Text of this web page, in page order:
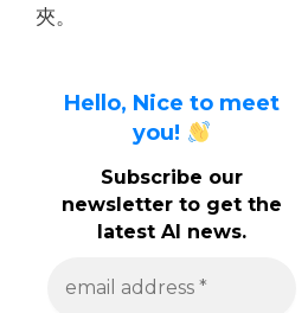
夾。
Hello, Nice to meet
you!
Subscribe our
newsletter to get the
latest AI news.